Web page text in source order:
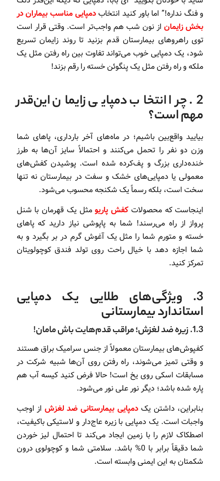
و فنگ نداره!” اما باور کنید انتخابدمپایی مناسب بیماران در
بخش زایماناز نون شب هم واجب‌تر است. وقتی قرار است
توی راهروهای بیمارستان قدم بزنید تا روند زایمان تسریع
شود، یک دمپایی خوب می‌تواند تفاوت بین راه رفتن مثل یک
ملکه و راه رفتن مثل یک پنگوئن خسته را رقم بزند!
2. چرا انتخاب دمپایی زایمان این‌قدر
مهم است؟
بیایید واقع‌بین باشیم؛ در ماه‌های آخر بارداری، پاهای شما
وزن دو نفر را تحمل می‌کنند و احتمالاً سایز آن‌ها به طرز
خنده‌داری بزرگ و پف‌کرده شده است. پوشیدن کفش‌های
معمولی یا دمپایی‌های خشک و سفت در بیمارستان نه تنها
سخت است، بلکه رسماً یک شکنجه محسوب می‌شود.
اینجاست که محصولاتکفش پاریومثل یک قهرمان با شنل
پرواز از راه می‌رسند! شما به پاپوشی نیاز دارید که پاهای
خسته و متورم شما را مثل یک آغوش گرم در بر بگیرد و به
شما اجازه دهد با خیال راحت روی تولد فندق کوچولویتان
تمرکز کنید.
3. ویژگی‌های طلایی یک دمپایی
استاندارد بیمارستانی
1.3. زیره ضد لغزش؛ مراقب قدم‌هایت باش مامان!
کفپوش‌های بیمارستان معمولاً از جنس سرامیک براق هستند
و وقتی تمیز می‌شوند، راه رفتن روی آن‌ها شبیه شرکت در
مسابقات اسکی روی یخ است! حالا فرض کنید کیسه آب هم
پاره شده باشد؛ دیگر نور علی نور می‌شود.
بنابراین، داشتن یکدمپایی بیمارستانی ضد لغزش از اوجب
واجبات است. یک دمپایی با زیره عاج‌دار و لاستیکی باکیفیت،
اصطکاک لازم را با زمین ایجاد می‌کند تا احتمال لیز خوردن
شما دقیقاً برابر با 0% باشد. سلامتی شما و کوچولوی درون
شکمتان به این ایمنی وابسته است.